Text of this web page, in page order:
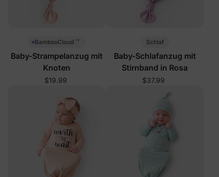
BambooCloud ™
Baby-Strampelanzug mit
Knoten
$19.99
Schlaf
Baby-Schlafanzug mit
Stirnband in Rosa
$37.99